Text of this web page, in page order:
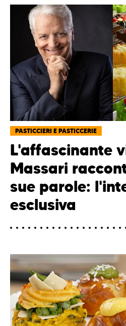
PASTICCIERI E PASTICCERIE
L'affascinante
Massari
sue parole:
esclusiva